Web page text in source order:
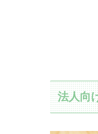
法人向